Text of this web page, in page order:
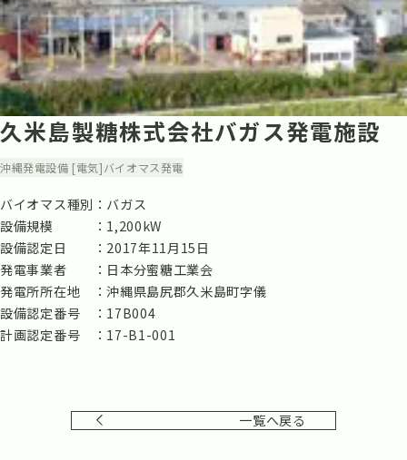
久米島製糖株式会社バガス発電施設
沖縄発電設備 [電気]バイオマス発電
バイオマス種別
バガス
設備規模
1,200kW
設備認定日
2017年11月15日
発電事業者
日本分蜜糖工業会
発電所所在地
沖縄県島尻郡久米島町字儀
設備認定番号
17B004
計画認定番号
17-B1-001
一覧へ戻る